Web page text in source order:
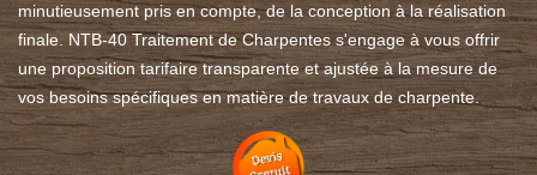
minutieusement pris en compte, de la conception à la réalisation
finale. NTB-40 Traitement de Charpentes s'engage à vous offrir
une proposition tarifaire transparente et ajustée à la mesure de
vos besoins spécifiques en matière de travaux de charpente.